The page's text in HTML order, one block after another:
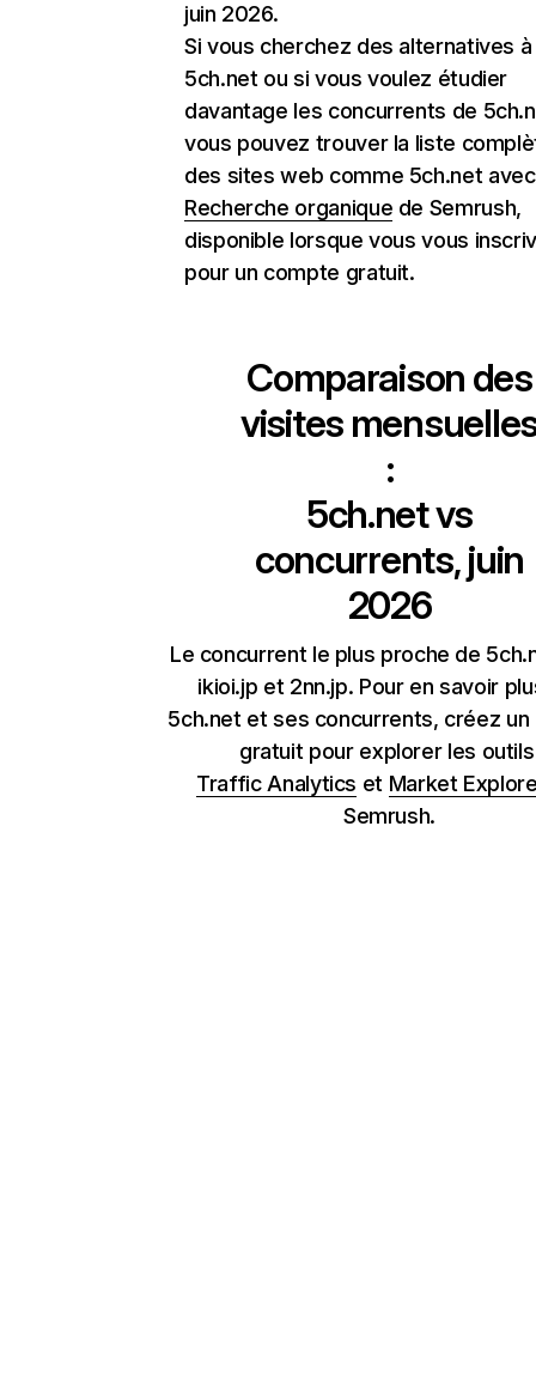
juin 2026.
Si vous cherchez des alternatives à
5ch.net ou si vous voulez étudier
davantage les concurrents de
vous pouvez trouver la liste
des sites web comme 5ch.net
Recherche organique de Semrush,
disponible lorsque vous vous
pour un compte gratuit.
Comparaison des
visites
:
5ch.netvs
concurrents, juin
2026
Le concurrent le plus proche de
ikioi.jp et 2nn.jp. Pour en savoir
5ch.net et ses concurrents, créez
gratuit pour explorer les
Traffic Analytics et Market
Semrush.